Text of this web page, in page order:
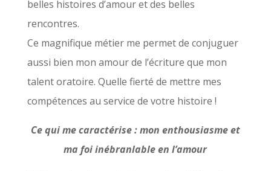
belles histoires d’amour et des belles
rencontres.
Ce magnifique métier me permet de conjuguer
aussi bien mon amour de l’écriture que mon
talent oratoire. Quelle fierté de mettre mes
compétences au service de votre histoire !
Ce qui me caractérise : mon enthousiasme et
ma foi inébranlable en l’amour